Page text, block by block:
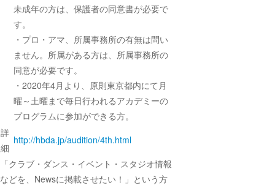
未成年の方は、保護者の同意書が必要で
す。
・プロ・アマ、所属事務所の有無は問い
ません。所属がある方は、所属事務所の
同意が必要です。
・2020年4月より、原則東京都内にて月
曜～土曜まで毎日行われるアカデミーの
プログラムに参加ができる方。
詳
細
http://hbda.jp/audition/4th.html
「クラブ・ダンス・イベント・スタジオ情報
などを、Newsに掲載させたい！」という方